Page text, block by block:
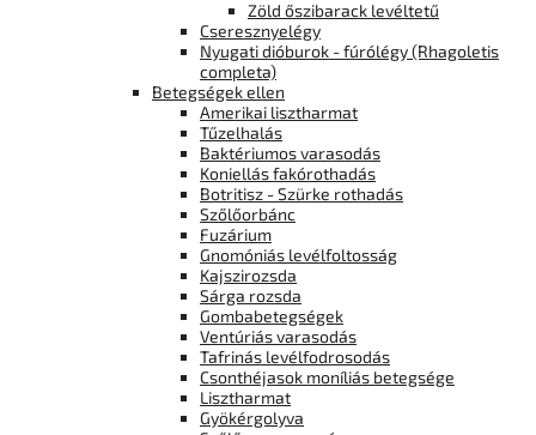
Zöld őszibarack levéltetű
Cseresznyelégy
Nyugati dióburok - fúrólégy (Rhagoletis
completa)
Betegségek ellen
Amerikai lisztharmat
Tűzelhalás
Baktériumos varasodás
Koniellás fakórothadás
Botritisz - Szürke rothadás
Szőlőorbánc
Fuzárium
Gnomóniás levélfoltosság
Kajszirozsda
Sárga rozsda
Gombabetegségek
Ventúriás varasodás
Tafrinás levélfodrosodás
Csonthéjasok moníliás betegsége
Lisztharmat
Gyökérgolyva